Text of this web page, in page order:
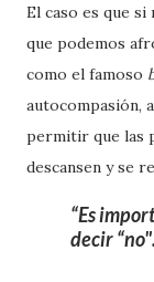
El caso es que si
que podemos
como el famoso
autocompasión,
permitir que las
descansen y se
Es
decir “no".